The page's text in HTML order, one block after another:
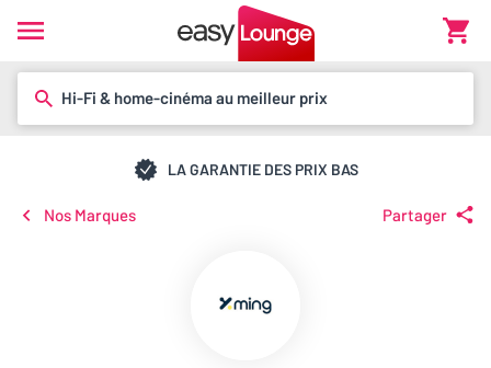
Hi-Fi & home-cinéma au meilleur prix
LA GARANTIE DES PRIX BAS
Nos Marques Partager